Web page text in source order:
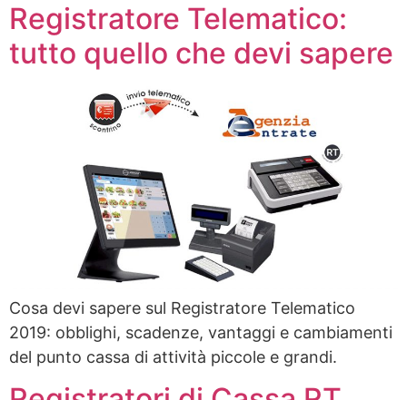
Registratore Telematico:
tutto quello che devi sapere
Cosa devi sapere sul Registratore Telematico
2019: obblighi, scadenze, vantaggi e cambiamenti
del punto cassa di attività piccole e grandi.